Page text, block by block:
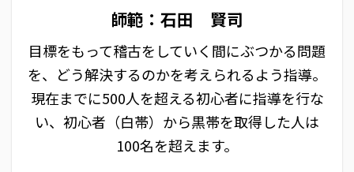
師範：石田 賢司
目標をもって稽古をしていく間にぶつかる問題
を、どう解決するのかを考えられるよう指導。
現在までに500人を超える初心者に指導を行な
い、初心者（白帯）から黒帯を取得した人は
100名を超えます。